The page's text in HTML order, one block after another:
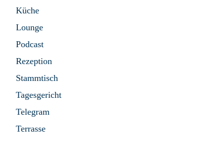
Küche
Lounge
Podcast
Rezeption
Stammtisch
Tagesgericht
Telegram
Terrasse